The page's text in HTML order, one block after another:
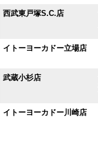
西武東戸塚S.C.店
イトーヨーカドー立場店
武蔵小杉店
イトーヨーカドー川崎店